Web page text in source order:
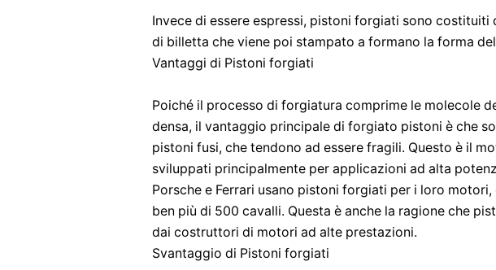
Invece di essere espressi, pistoni forgiati sono costituiti
di billetta che viene poi stampato a formano la forma
Vantaggi di Pistoni forgiati
Poiché il processo di forgiatura comprime le molecole
densa, il vantaggio principale di forgiato pistoni è che
pistoni fusi, che tendono ad essere fragili. Questo è il
sviluppati principalmente per applicazioni ad alta
Porsche e Ferrari usano pistoni forgiati per i loro
ben più di 500 cavalli. Questa è anche la ragione che
dai costruttori di motori ad alte prestazioni.
Svantaggio di Pistoni forgiati